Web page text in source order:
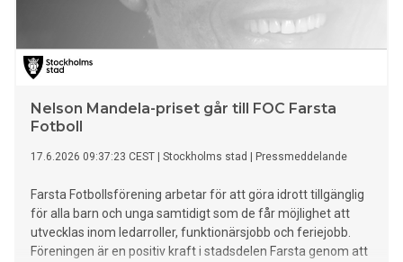
Nelson Mandela-priset går till FOC Farsta
Fotboll
17.6.2026 09:37:23 CEST Stockholms stad Pressmeddelande
Farsta Fotbollsförening arbetar för att göra idrott tillgänglig
för alla barn och unga samtidigt som de får möjlighet att
utvecklas inom ledarroller, funktionärsjobb och feriejobb.
Föreningen är en positiv kraft i stadsdelen Farsta genom att